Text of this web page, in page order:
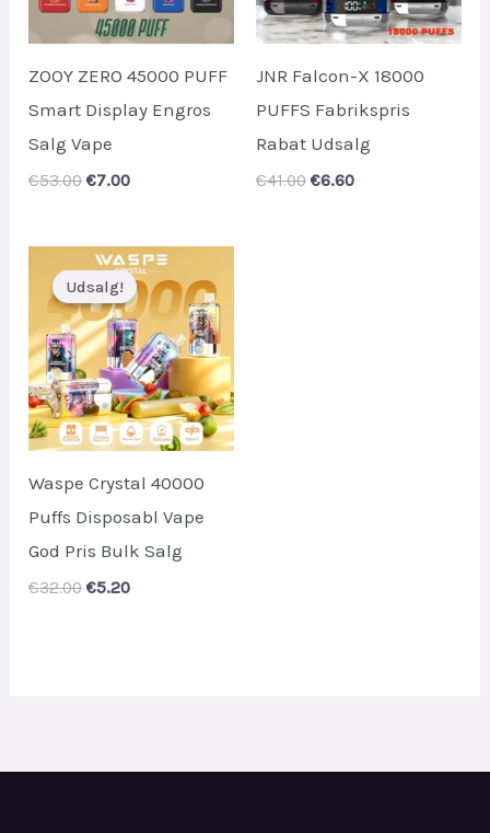
ZOOY ZERO 45000 PUFF
Smart Display Engros
Salg Vape
€53.00 Original
€7.00Current
JNR Falcon-X 18000
PUFFS Fabrikspris
Rabat Udsalg
€41.00 Original
€6.60Current
Udsalg!
Udsalg!
Waspe Crystal 40000
Puffs Disposabl Vape
God Pris Bulk Salg
€32.00 Original
€5.20Current